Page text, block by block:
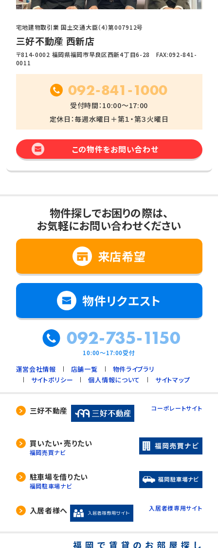
宅地建物取引業 国土交通大臣（4）第007912号
三好不動産 西新店
〒814-0002 福岡県福岡市早良区西新4丁目6-28 FAX:092-841-
0011
092-841-1000
受付時間：10:00～17:00
定休日：毎週水曜日＋第１・第３火曜日
この物件をお問い合わせ
物件探しでお困りの際は、
お気軽にお問い合わせください
来店希望
物件リクエスト
092-735-1150
10:00～17:00受付
運営会社情報 店舗一覧
物件ライブラリ
サイトポリシー
個人情報について サイトマップ
三好不動産 コーポレートサイト
買いたい・売りたい
福岡売買ナビ
駐車場を借りたい
福岡駐車場ナビ
入居者様へ 入居者様専用サイト